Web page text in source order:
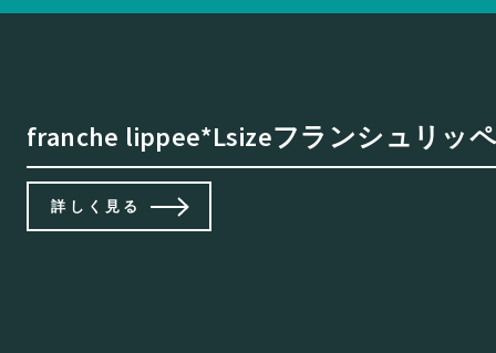
franche lippee*Lsizeフランシュリッ
詳しく見る